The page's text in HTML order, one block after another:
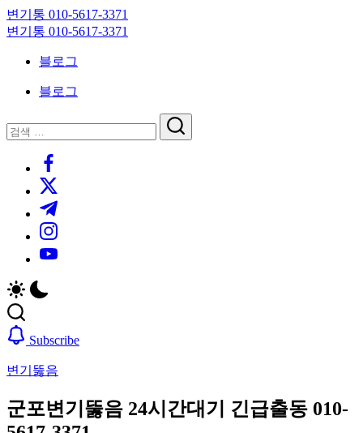
Skip
to
content
변기통 010-5617-3371
변
대
기
변기통 010-5617-3371
크
대
기
블로그
블로그
닫
기
검
검
https://www.facebook.com/
https://twitter.com/
https://t.me/
https://www.instagram.com/
https://youtube.com/
Subscribe
변기뚫음
군포변기뚫음 24시간대기 긴급출동 010-